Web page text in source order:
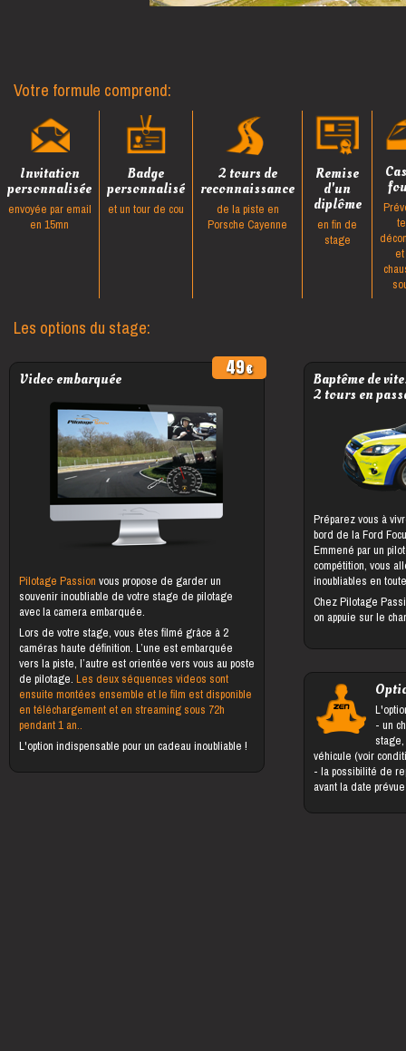
Votre formule comprend:
Invitation
personnalisée
envoyée par email
en 15mn
Badge
personnalisé
et un tour de cou
2 tours de
reconnaissance
de la piste en
Porsche Cayenne
Remise
d'un
diplôme
en fin de
stage
Les options du stage:
Video embarquée
49
Pilotage Passionvous propose de garder un
souvenir inoubliable de votre stage de pilotage
avec la camera embarquée.
Lors de votre stage, vous êtes filmé grâce à 2
caméras haute définition. L’une est embarquée
vers la piste, l’autre est orientée vers vous au poste
de pilotage.Les deux séquences videos sont
ensuite montées ensemble et le film est disponible
en téléchargement et en streaming sous 72h
pendant 1 an..
L'option indispensable pour un cadeau inoubliable !
Baptême de
2 tours en
Préparez vous à
bord de la Ford
Emmené par un
compétition, vous
inoubliables en
Chez Pilotage
on appuie sur le
- un changement du bénéficiaire du
véhicule (voir
- la possibilité de reporter le stage jusqu'à 5 jours
avant la date